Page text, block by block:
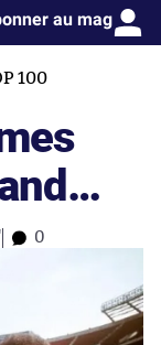
au mag
100
0